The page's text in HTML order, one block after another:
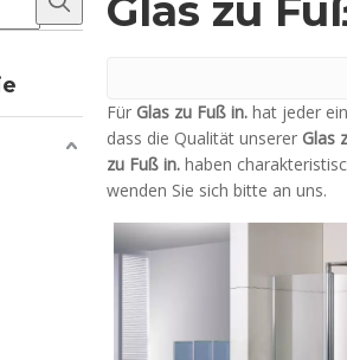
Glas zu
Für Glas zu Fuß in. hat jeder
dass die Qualität unserer Glas
zu Fuß in. haben
wenden Sie sich bitte an uns.